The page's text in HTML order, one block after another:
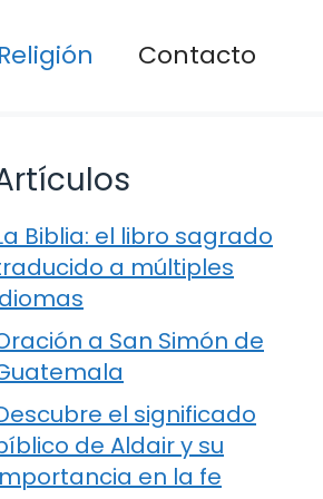
Religión Contacto
Biblia: el libro sagrado
a múltiples
a San Simón de
el significado
de Aldair y su
en la fe